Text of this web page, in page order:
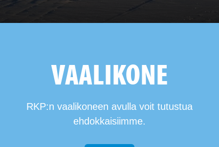
VAALIKONE
RKP:n vaalikoneen avulla voit tutustua
ehdokkaisiimme.